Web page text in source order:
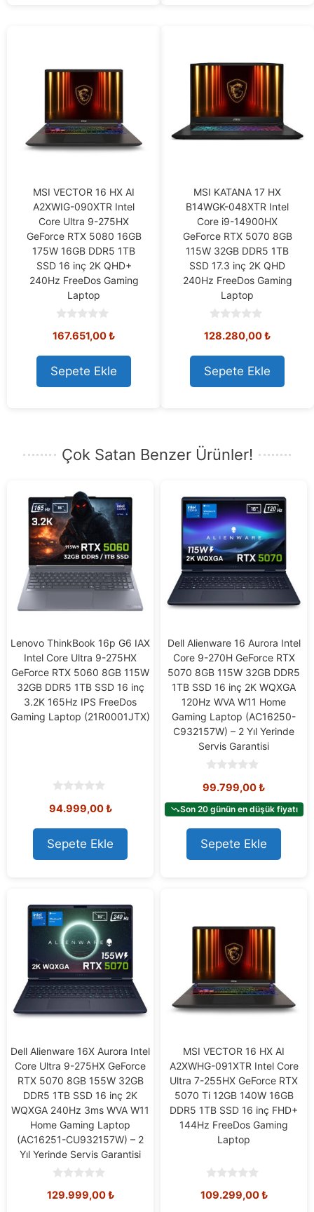
MSI VECTOR 16 HX AI
A2XWIG-090XTR Intel
Core Ultra 9-275HX
GeForce RTX 5080 16GB
175W 16GB DDR5 1TB
SSD 16 inç 2K QHD+
240Hz FreeDos Gaming
Laptop
o
t
o
f
5
167.651,00₺
Sepete Ekle
MSI KATANA 17 HX
B14WGK-048XTR Intel
Core i9-14900HX
GeForce RTX 5070 8GB
115W 32GB DDR5 1TB
SSD 17.3 inç 2K QHD
240Hz FreeDos Gaming
Laptop
o
t
o
f
5
128.280,00₺
Sepete Ekle
Çok Satan Benzer Ürünler!
Lenovo ThinkBook 16p G6 IAX
Intel Core Ultra 9-275HX
GeForce RTX 5060 8GB 115W
32GB DDR5 1TB SSD 16 inç
3.2K 165Hz IPS FreeDos
Gaming Laptop (21R0001JTX)
o
t
o
f
5
94.999,00₺
Sepete Ekle
Dell Alienware 16 Aurora Intel
Core 9-270H GeForce RTX
5070 8GB 115W 32GB DDR5
1TB SSD 16 inç 2K WQXGA
120Hz WVA W11 Home
Gaming Laptop (AC16250-
C932157W) – 2 Yıl Yerinde
Servis Garantisi
o
t
o
f
5
99.799,00₺
Son 20 günün en düşük fiyatı
Sepete Ekle
Dell Alienware 16X Aurora Intel
Core Ultra 9-275HX GeForce
RTX 5070 8GB 155W 32GB
DDR5 1TB SSD 16 inç 2K
WQXGA 240Hz 3ms WVA W11
Home Gaming Laptop
(AC16251-CU932157W) – 2
Yıl Yerinde Servis Garantisi
o
129.999,00₺
MSI VECTOR 16 HX AI
A2XWHG-091XTR Intel Core
Ultra 7-255HX GeForce RTX
5070 Ti 12GB 140W 16GB
DDR5 1TB SSD 16 inç FHD+
144Hz FreeDos Gaming
Laptop
o
109.299,00₺